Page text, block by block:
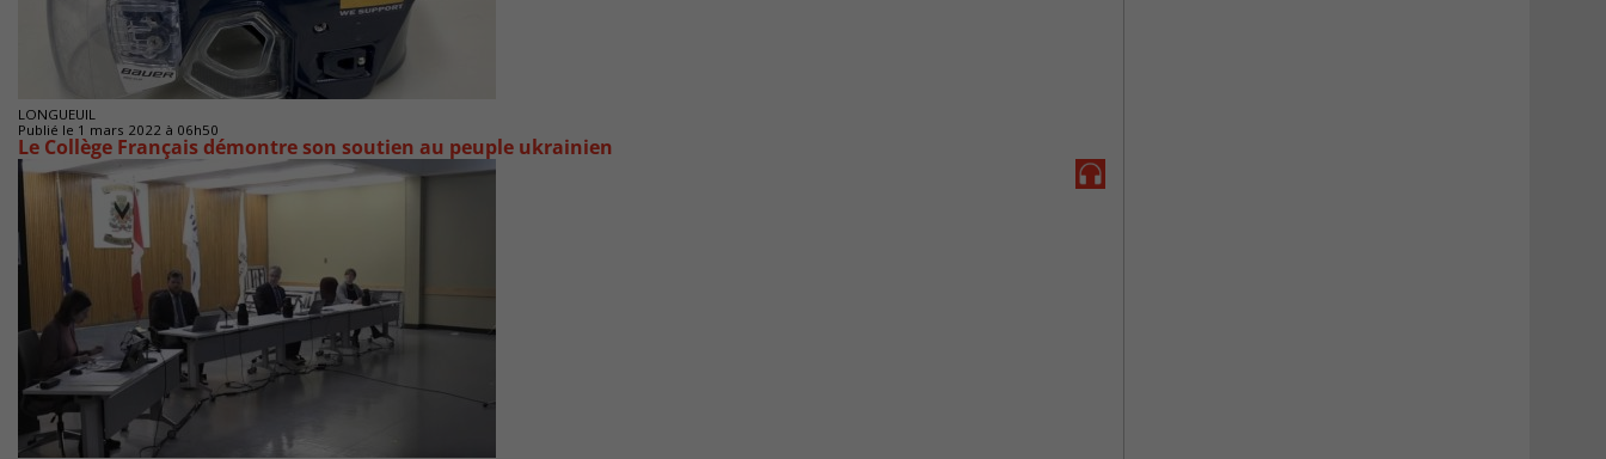
LONGUEUIL
Publié le 1 mars 2022 à 06h50
Le Collège Français démontre son soutien au peuple ukrainien